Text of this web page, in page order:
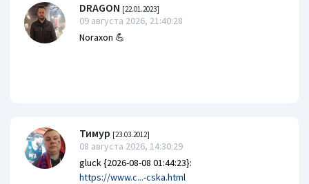
DRAGON [22.01.2023]
09 августа 2026, 21:40:28
Noraxon 💪
Тимур [23.03.2012]
08 августа 2026, 14:30:29
gluck {2026-08-08 01:44:23}:
https://www.c...-cska.html